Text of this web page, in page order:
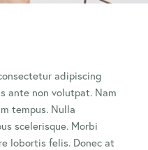
adipiscing
ante non volutpat. Nam
tempus. Nulla
scelerisque. Morbi
lobortis felis. Donec at